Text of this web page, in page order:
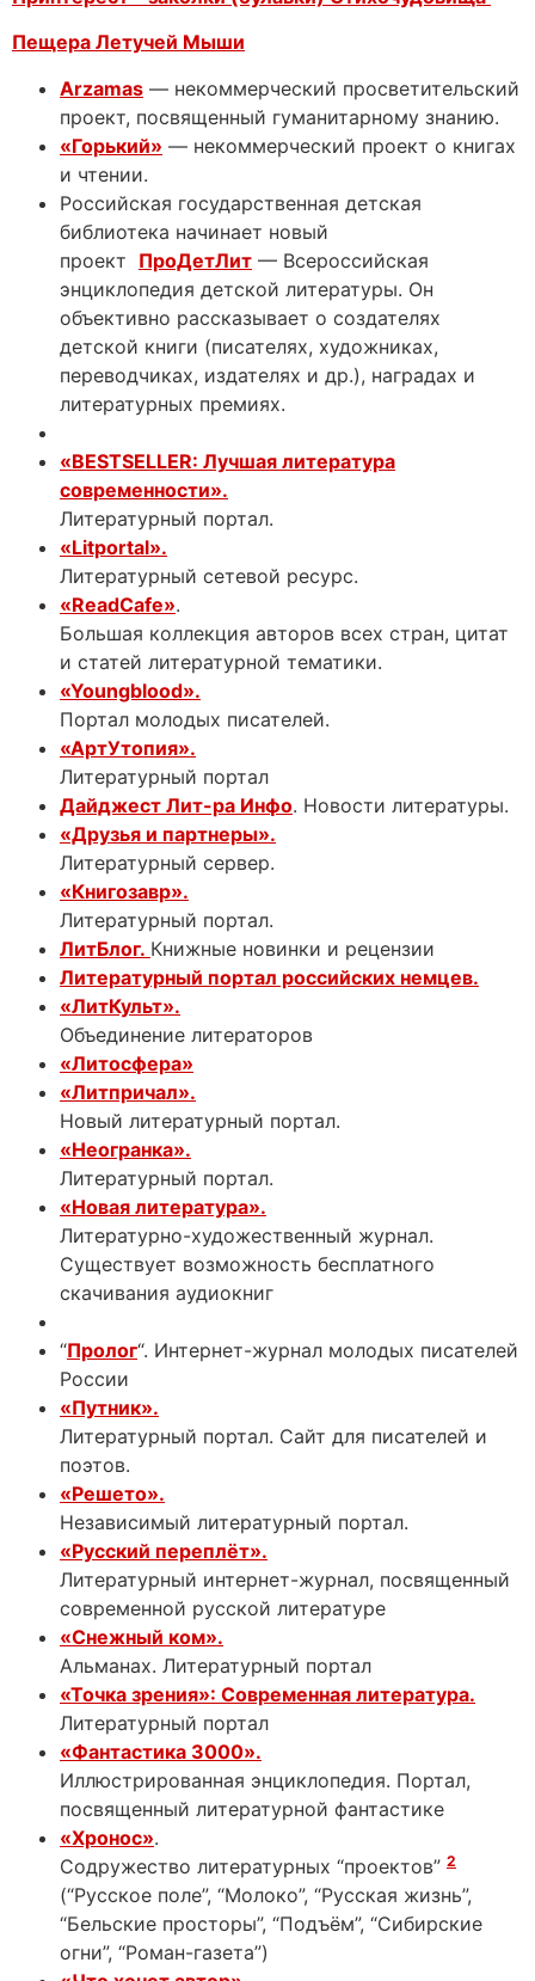
Пещера Летучей Мыши
Arzamas — некоммерческий просветительский
проект, посвященный гуманитарному знанию.
«Горький» — некоммерческий проект о книгах
и чтении.
Российская государственная детская
библиотека начинает новый
проект ПроДетЛит — Всероссийская
энциклопедия детской литературы. Он
объективно рассказывает о создателях
детской книги (писателях, художниках,
переводчиках, издателях и др.), наградах и
литературных премиях.
«BESTSELLER: Лучшая литература
современности».
Литературный портал.
«Litportal».
Литературный сетевой ресурс.
«ReadCafe»
Большая коллекция авторов всех стран, цитат
и статей литературной тематики.
«Youngblood».
Портал молодых писателей.
«АртУтопия».
Литературный портал
Дайджест Лит-ра Инфо. Новости литературы.
«Друзья и партнеры».
Литературный сервер.
«Книгозавр».
Литературный портал.
ЛитБлог. Книжные новинки и рецензии
Литературный портал российских немцев.
«ЛитКульт».
Объединение литераторов
«Литосфера»
«Литпричал».
Новый литературный портал.
«Неогранка».
Литературный портал.
«Новая литература».
Литературно-художественный журнал.
Существует возможность бесплатного
скачивания аудиокниг
“Пролог“. Интернет-журнал молодых писателей
России
«Путник».
Литературный портал. Сайт для писателей и
поэтов.
«Решето».
Независимый литературный портал.
«Русский переплёт».
Литературный интернет-журнал, посвященный
современной русской литературе
«Снежный ком».
Альманах. Литературный портал
«Точка зрения»: Современная литература.
Литературный портал
«Фантастика 3000».
Иллюстрированная энциклопедия. Портал,
посвященный литературной фантастике
«Хронос».
Содружество литературных “проектов” 2
(“Русское поле”, “Молоко”, “Русская жизнь”,
“Бельские просторы”, “Подъём”, “Сибирские
огни”, “Роман-газета”)